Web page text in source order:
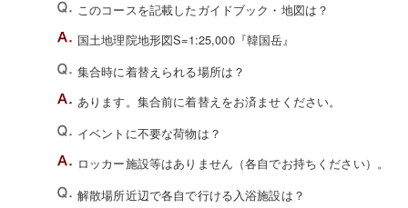
このコースを記載したガイドブック・地図は？
国土地理院地形図S=1:25,000『韓国岳』
集合時に着替えられる場所は？
あります。集合前に着替えをお済ませください。
イベントに不要な荷物は？
ロッカー施設等はありません（各自でお持ちください）。
解散場所近辺で各自で行ける入浴施設は？